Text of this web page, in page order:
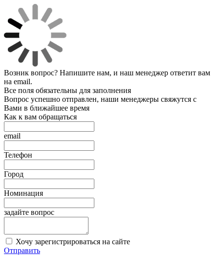
Возник вопрос? Напишите нам, и наш менеджер ответит вам
на email.
Все поля обязательны для заполнения
Вопрос успешно отправлен, наши менеджеры свяжутся с
Вами в ближайшее время
Как к вам обращаться
email
Телефон
Город
Номинация
задайте вопрос
Хочу зарегистрироваться на сайте
Отправить